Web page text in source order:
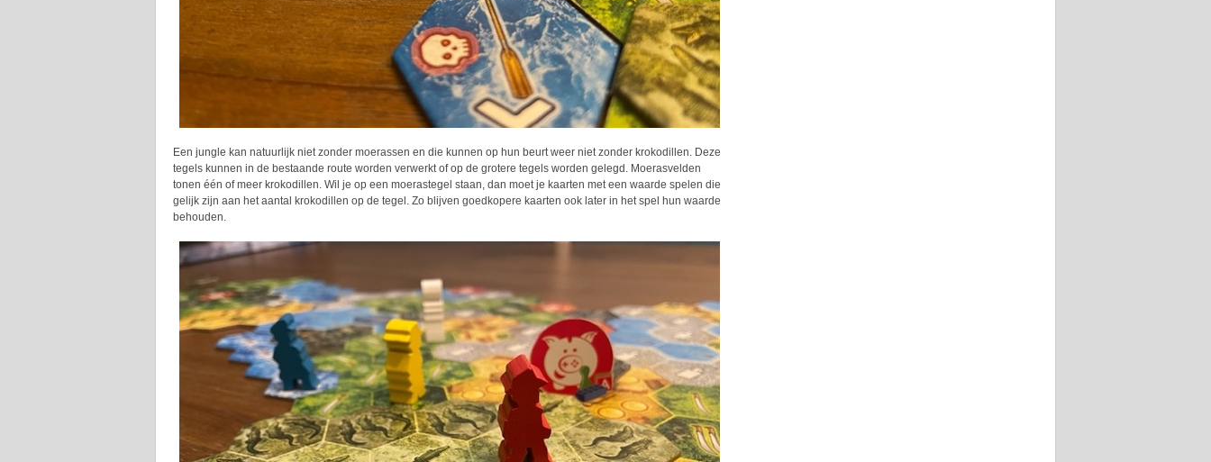
Een jungle kan natuurlijk niet zonder moerassen en die kunnen op hun beurt weer niet zonder krokodillen. Deze
tegels kunnen in de bestaande route worden verwerkt of op de grotere tegels worden gelegd. Moerasvelden
tonen één of meer krokodillen. Wil je op een moerastegel staan, dan moet je kaarten met een waarde spelen die
gelijk zijn aan het aantal krokodillen op de tegel. Zo blijven goedkopere kaarten ook later in het spel hun waarde
behouden.